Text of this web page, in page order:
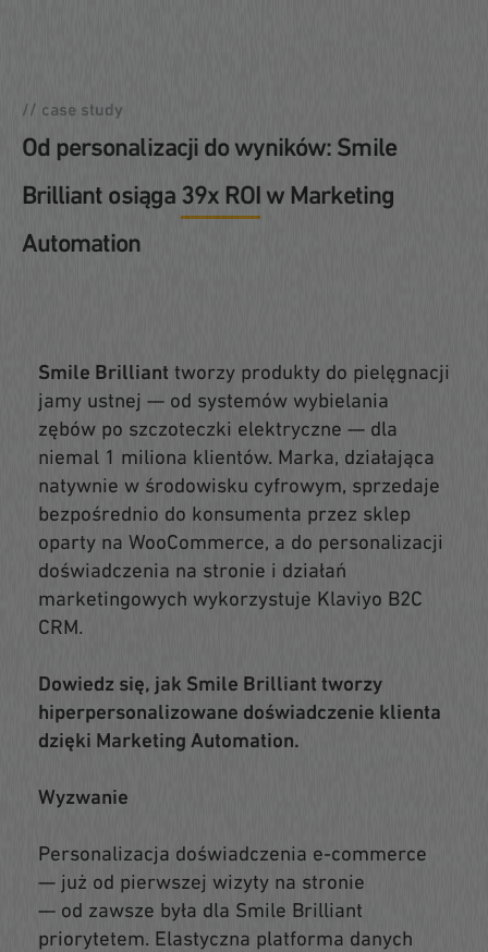
// case study
Od personalizacji do wyników: Smile
Brilliant osiąga 39x ROI w Marketing
Automation
Smile Brilliant tworzy produkty do pielęgnacji
jamy ustnej — od systemów wybielania
zębów po szczoteczki elektryczne — dla
niemal 1 miliona klientów. Marka, działająca
natywnie w środowisku cyfrowym, sprzedaje
bezpośrednio do konsumenta przez sklep
oparty na WooCommerce, a do personalizacji
doświadczenia na stronie i działań
marketingowych wykorzystuje Klaviyo B2C
CRM.
Dowiedz się, jak Smile Brilliant tworzy
hiperpersonalizowane doświadczenie klienta
dzięki Marketing Automation.
Wyzwanie
Personalizacja doświadczenia e-commerce
— już od pierwszej wizyty na stronie
— od zawsze była dla Smile Brilliant
priorytetem. Elastyczna platforma danych